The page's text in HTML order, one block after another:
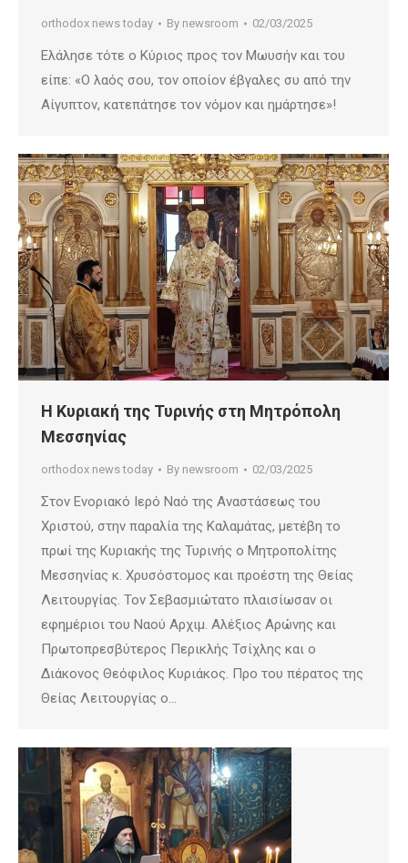
orthodox news today By newsroom 02/03/2025
Ελάλησε τότε ο Κύριος προς τον Μωυσήν και του
είπε: «Ο λαός σου, τον οποίον έβγαλες συ από την
Αίγυπτον, κατεπάτησε τον νόμον και ημάρτησε»!
Η Κυριακή της Τυρινής στη Μητρόπολη
Μεσσηνίας
orthodox news today By newsroom 02/03/2025
Στον Ενοριακό Ιερό Ναό της Αναστάσεως του
Χριστού, στην παραλία της Καλαμάτας, μετέβη το
πρωί της Κυριακής της Τυρινής ο Μητροπολίτης
Μεσσηνίας κ. Χρυσόστομος και προέστη της Θείας
Λειτουργίας. Τον Σεβασμιώτατο πλαισίωσαν οι
εφημέριοι του Ναού Αρχιμ. Αλέξιος Αρώνης και
Πρωτοπρεσβύτερος Περικλής Τσίχλης και ο
Διάκονος Θεόφιλος Κυριάκος. Προ του πέρατος της
Θείας Λειτουργίας ο…